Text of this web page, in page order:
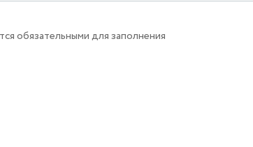
обязательными для заполнения